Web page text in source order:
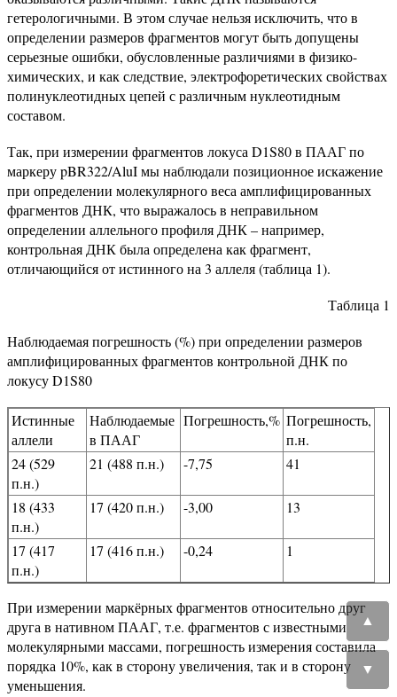
гетерологичными. В этом случае нельзя исключить, что в
определении размеров фрагментов могут быть допущены
серьезные ошибки, обусловленные различиями в физико-
химических, и как следствие, электрофоретических свойствах
полинуклеотидных цепей с различным нуклеотидным
составом.
Так, при измерении фрагментов локуса D1S80 в ПААГ по
маркеру pBR322/AluI мы наблюдали позиционное искажение
при определении молекулярного веса амплифицированных
фрагментов ДНК, что выражалось в неправильном
определении аллельного профиля ДНК – например,
контрольная ДНК была определена как фрагмент,
отличающийся от истинного на 3 аллеля (таблица 1).
Таблица 1
Наблюдаемая погрешность (%) при определении размеров
амплифицированных фрагментов контрольной ДНК по
локусу D1S80
Истинные
аллели
Наблюдаемые
в ПААГ
Погрешность,% Погрешность,
п.н.
24 (529
п.н.)
21 (488 п.н.) -7,75 41
18 (433
п.н.)
17 (420 п.н.) -3,00 13
17 (417
п.н.)
17 (416 п.н.) -0,24 1
При измерении маркёрных фрагментов относительно друг
друга в нативном ПААГ, т.е. фрагментов с известными
молекулярными массами, погрешность измерения составила
порядка 10%, как в сторону увеличения, так и в сторону
уменьшения.
▲
▼